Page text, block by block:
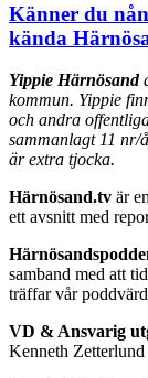
Känner du
kända
Yippie Härnösand
kommun. Yippie
och andra
sammanlagt 11
är extra tjocka.
Härnösand.tv är
ett avsnitt med
samband med att
träffar vår
VD & Ansvarig
Kenneth Zetterlund